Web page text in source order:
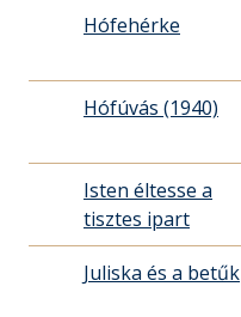
Hófehérke
Hófúvás (1940)
Isten éltesse a
tisztes ipart
Juliska és a betűk